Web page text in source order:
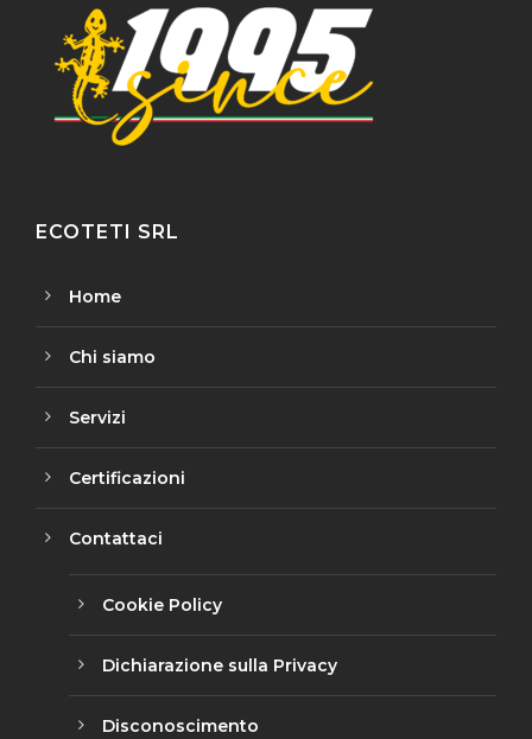
ECOTETI SRL
Home
Chi siamo
Servizi
Certificazioni
Contattaci
Cookie Policy
Dichiarazione sulla Privacy
Disconoscimento